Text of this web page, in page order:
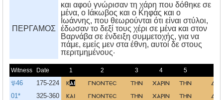
ΠΕΡΓΑΜΟΣ
και αφού γνώρισαν τη χάρη που δόθηκε σε
μένα, ο Iάκωβος και ο Kηφάς και ο
Iωάννης, που θεωρούνται ότι είναι στύλοι,
έδωσαν το δεξί τους χέρι σε μένα και στον
Bαρνάβα σε ένδειξη συμμετοχής, για να
πάμε, εμείς μεν στα έθνη, αυτοί δε στους
περιτμημένους·
Witness Date 1 2 3 4 5
𝔓46 175-224 και γνοντεσ την χαριν την
01* 325-360 και γνοντεσ την χαριν την